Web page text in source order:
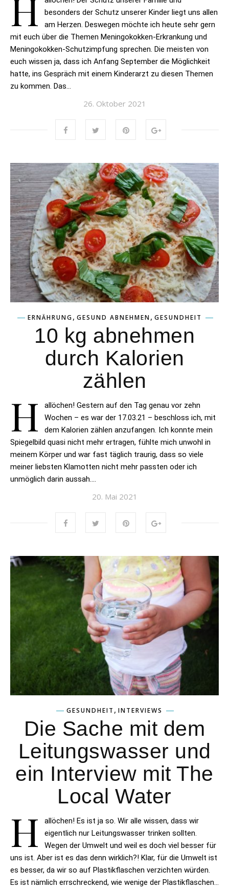
besonders der Schutz unserer Kinder liegt uns allen
am Herzen. Deswegen möchte ich heute sehr gern
mit euch über die Themen Meningokokken-Erkrankung und
Meningokokken-Schutzimpfung sprechen. Die meisten von
euch wissen ja, dass ich Anfang September die Möglichkeit
hatte, ins Gespräch mit einem Kinderarzt zu diesen Themen
zu kommen. Das…
26. Oktober 2021
ERNÄHRUNG, GESUND ABNEHMEN, GESUNDHEIT
10 kg abnehmen
durch Kalorien
zählen
H
allöchen! Gestern auf den Tag genau vor zehn
Wochen – es war der 17.03.21 – beschloss ich, mit
dem Kalorien zählen anzufangen. Ich konnte mein
Spiegelbild quasi nicht mehr ertragen, fühlte mich unwohl in
meinem Körper und war fast täglich traurig, dass so viele
meiner liebsten Klamotten nicht mehr passten oder ich
unmöglich darin aussah….
20. Mai 2021
GESUNDHEIT , INTERVIEWS
Die Sache mit dem
Leitungswasser und
ein Interview mit The
Local Water
H
allöchen! Es ist ja so. Wir alle wissen, dass wir
eigentlich nur Leitungswasser trinken sollten.
Wegen der Umwelt und weil es doch viel besser für
uns ist. Aber ist es das denn wirklich?! Klar, für die Umwelt ist
es besser, da wir so auf Plastikflaschen verzichten würden.
Es ist nämlich errschreckend, wie wenige der Plastikflaschen…